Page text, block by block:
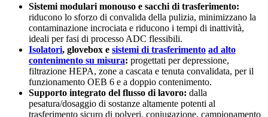
Sistemi modulari monouso e sacchi di trasferimento:
riducono lo sforzo di convalida della pulizia, minimizzano la
contaminazione incrociata e riducono i tempi di inattività,
ideali per fasi di processo ADC flessibili.
Isolatori, glovebox e sistemi di trasferimento ad alto
contenimento su misura: progettati per depressione,
filtrazione HEPA, zone a cascata e tenuta convalidata, per il
funzionamento OEB 6 e a doppio contenimento.
Supporto integrato del flusso di lavoro: dalla
pesatura/dosaggio di sostanze altamente potenti al
trasferimento sicuro di polveri, coniugazione, campionamento